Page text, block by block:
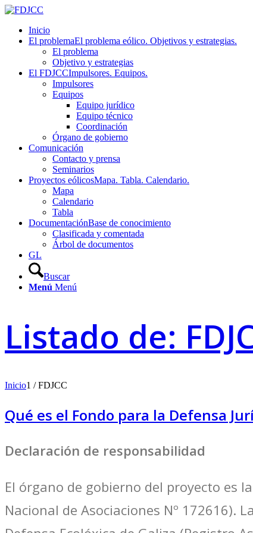
Inicio
El problemaEl problema eólico. Objetivos y estrategias.
El problema
Objetivo y estrategias
El FDJCCImpulsores. Equipos.
Impulsores
Equipos
Equipo jurídico
Equipo técnico
Coordinación
Órgano de gobierno
Comunicación
Contacto y prensa
Seminarios
Proyectos eólicosMapa. Tabla. Calendario.
Mapa
Calendario
Tabla
DocumentaciónBase de conocimiento
Clasificada y comentada
Árbol de documentos
GL
Buscar
Menú Menú
Listado de:
Inicio1 / FDJCC
Qué es el Fondo para la Defensa
Declaración de responsabilidad
El órgano de gobierno del proyecto es
Nacional de Asociaciones Nº 172616).